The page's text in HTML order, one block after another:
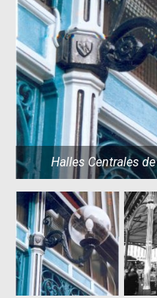
Halles Centrales